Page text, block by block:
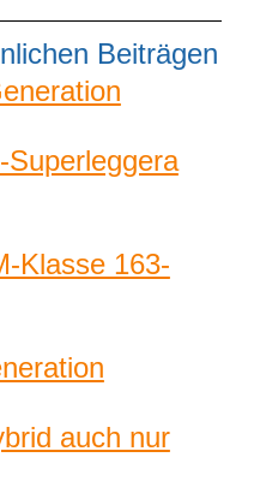
Beiträgen
Klasse 163-
auch nur